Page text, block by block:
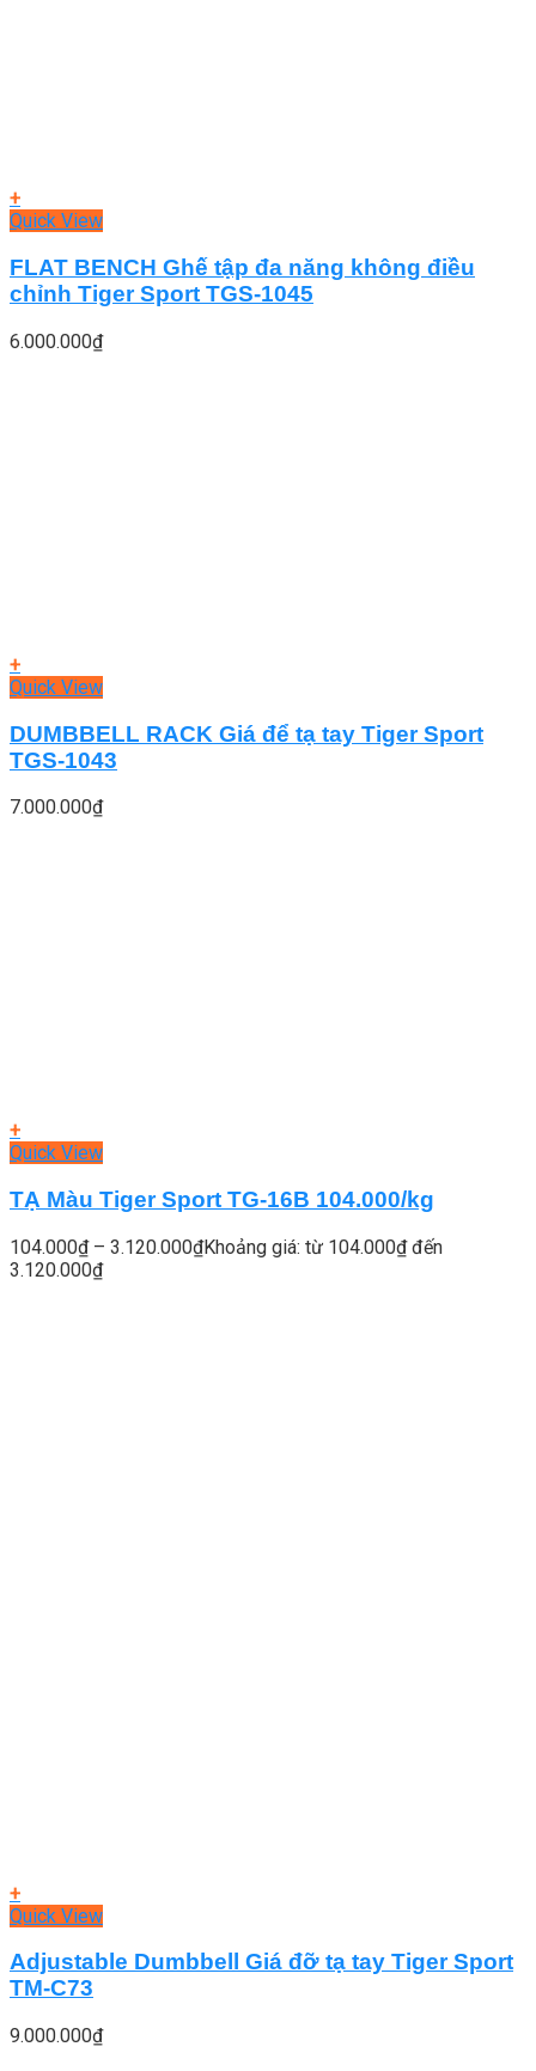
+
Quick View
FLAT BENCH Ghế tập đa năng không điều
chỉnh Tiger Sport TGS-1045
6.000.000₫
+
Quick View
DUMBBELL RACK Giá để tạ tay Tiger Sport
TGS-1043
7.000.000₫
+
Quick View
TẠ Màu Tiger Sport TG-16B 104.000/kg
104.000₫ – 3.120.000₫Khoảng giá: từ 104.000₫ đến
3.120.000₫
+
Quick View
Adjustable Dumbbell Giá đỡ tạ tay Tiger Sport
TM-C73
9.000.000₫